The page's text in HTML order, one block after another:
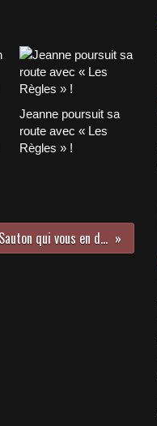
Jeanne poursuit sa
route avec « Les
Règles » !
Rencontre avec le comédien Olivier Sauton qui vous en dit plus sur son seul en scène Fabrice Luchini Et Moi !